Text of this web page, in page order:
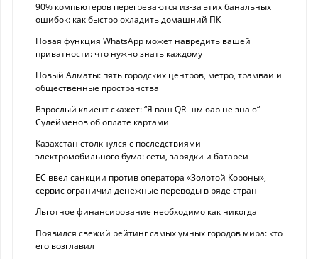
90% компьютеров перегреваются из-за этих банальных
ошибок: как быстро охладить домашний ПК
Новая функция WhatsApp может навредить вашей
приватности: что нужно знать каждому
Новый Алматы: пять городских центров, метро, трамваи и
общественные пространства
Взрослый клиент скажет: “Я ваш QR-шмюар не знаю“ -
Сулейменов об оплате картами
Казахстан столкнулся с последствиями
электромобильного бума: сети, зарядки и батареи
ЕС ввел санкции против оператора «Золотой Короны»,
сервис ограничил денежные переводы в ряде стран
Льготное финансирование необходимо как никогда
Появился свежий рейтинг самых умных городов мира: кто
его возглавил